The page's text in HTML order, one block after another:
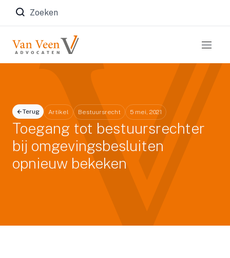
Zoeken naar:
Terug Artikel Bestuursrecht 5 mei, 2021
Toegang tot bestuursrechter
bij omgevingsbesluiten
opnieuw bekeken